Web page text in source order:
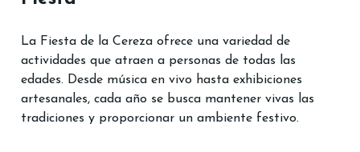
La Fiesta de la Cereza ofrece una variedad de
actividades que atraen a personas de todas las
edades. Desde música en vivo hasta exhibiciones
artesanales, cada año se busca mantener vivas las
tradiciones y proporcionar un ambiente festivo.